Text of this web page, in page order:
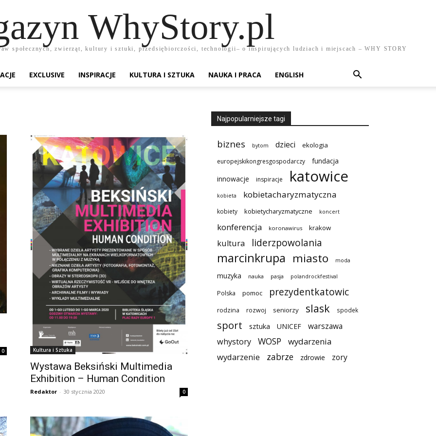
WhyStory.pl
społecznych, zwierząt, kultury i sztuki, przedsiębiorczości, technologii– o inspirujących ludziach i miejscach – WHY STORY
EXCLUSIVE INSPIRACJE KULTURA I SZTUKA NAUKA I PRACA ENGLISH
0 Kultura i Sztuka
Wystawa Beksiński Multimedia
Exhibition – Human Condition
Redaktor - 30 stycznia 2020 0
Najpopularniejsze tagi
biznes bytom dzieci ekologia
europejskikongresgospodarczy fundacja
innowacje inspiracje katowice
kobieta kobietacharyzmatyczna
kobiety kobietycharyzmatyczne koncert
konferencja koronawirus krakow
kultura liderzpowolania
marcinkrupa miasto moda
muzyka nauka pasja polandrockfestival
Polska pomoc prezydentkatowic
rodzina rozwoj seniorzy slask spodek
sport sztuka UNICEF
warszawa
whystory
WOSP
wydarzenia
wydarzenie
zabrze zdrowie zory